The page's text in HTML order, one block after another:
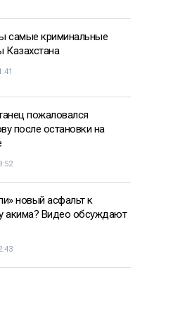
самые криминальные
Казахстана
пожаловался
после остановки на
новый асфальт к
акима? Видео обсуждают